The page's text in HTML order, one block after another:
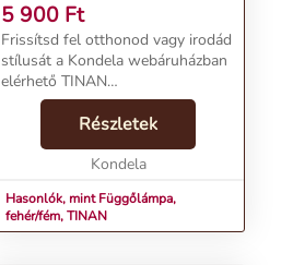
5 900 Ft
Frissítsd fel otthonod vagy irodád
stílusát a Kondela webáruházban
elérhető TINAN
függőlámpával.Termékjellemzők:Név:
Függőlámpa, fehér/fém, TINANÁr:
5900 Ft (most akciós)Kategória:
CsillárokMéret: 24....
Részletek
Kondela
Hasonlók, mint Függőlámpa,
fehér/fém, TINAN